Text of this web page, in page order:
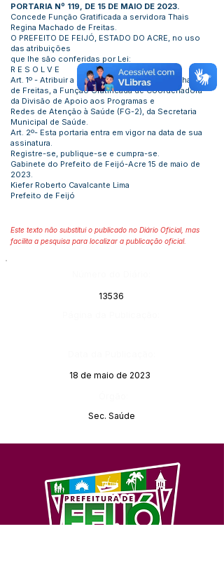
PORTARIA Nº 119, DE 15 DE MAIO DE 2023.
Concede Função Gratificada a servidora Thais
Regina Machado de Freitas.
O PREFEITO DE FEIJÓ, ESTADO DO ACRE, no uso
das atribuições
que lhe são conferidas por Lei:
R E S O L V E
Art. 1º - Atribuir a servidora Thais Regina Machado
de Freitas, a Função Gratificada de Coordenadora
da Divisão de Apoio aos Programas e
Redes de Atenção à Saúde (FG-2), da Secretaria
Municipal de Saúde.
Art. 2º- Esta portaria entra em vigor na data de sua
assinatura.
Registre-se, publique-se e cumpra-se.
Gabinete do Prefeito de Feijó-Acre 15 de maio de
2023.
Kiefer Roberto Cavalcante Lima
Prefeito de Feijó
Este texto não substitui o publicado no Diário Oficial, mas
facilita a pesquisa para localizar a publicação oficial.
13536
18 de maio de 2023
Sec. Saúde